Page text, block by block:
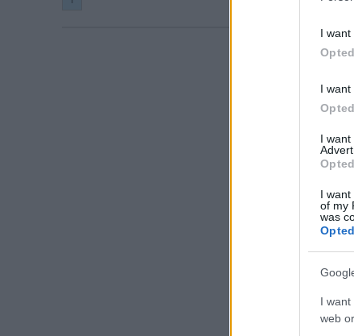
I want
I want
I
I
of my
was
I
web